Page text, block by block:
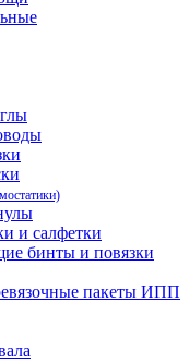
и салфетки
бинты и повязки
пакеты ИПП